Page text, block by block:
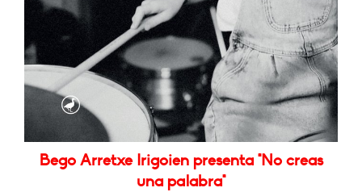
Bego Arretxe Irigoien presenta "No creas
una palabra"